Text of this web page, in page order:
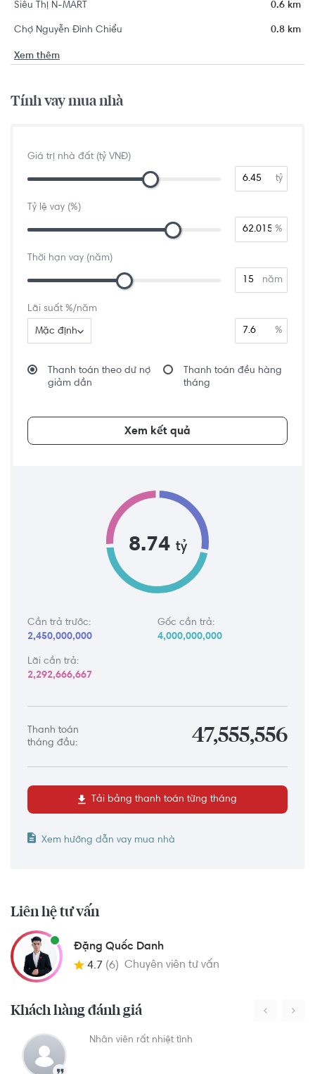
Siêu Thị N-MART 0.6 km
Chợ Nguyễn Đình Chiểu 0.8 km
Xem thêm
Tính vay mua nhà
Giá trị nhà đất (tỷ VNĐ)
tỷ
Tỷ lệ vay (%)
%
Thời hạn vay (năm)
năm
Lãi suất %/năm
Mặc định %
Thanh toán theo dư nợ
giảm dần
Thanh toán đều hàng
tháng
Xem kết quả
8.74 tỷ
Cần trả trước:
2,450,000,000
Gốc cần trả:
4,000,000,000
Lãi cần trả:
2,292,666,667
Thanh toán
tháng đầu:
47,555,556
Tải bảng thanh toán từng tháng
Xem hướng dẫn vay mua nhà
Liên hệ tư vấn
Đặng Quốc Danh
4.7 (6) Chuyên viên tư vấn
Khách hàng đánh giá
Nhân viên rất nhiệt tình